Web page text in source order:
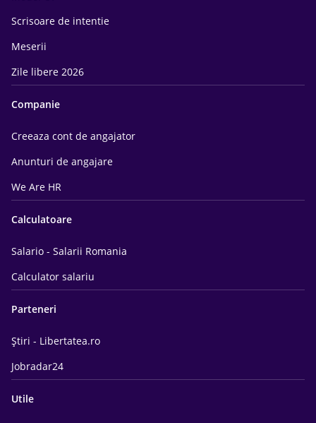
Scrisoare de intentie
Meserii
Zile libere 2026
Companie
Creeaza cont de angajator
Anunturi de angajare
We Are HR
Calculatoare
Salario - Salarii Romania
Calculator salariu
Parteneri
Știri - Libertatea.ro
Jobradar24
Utile